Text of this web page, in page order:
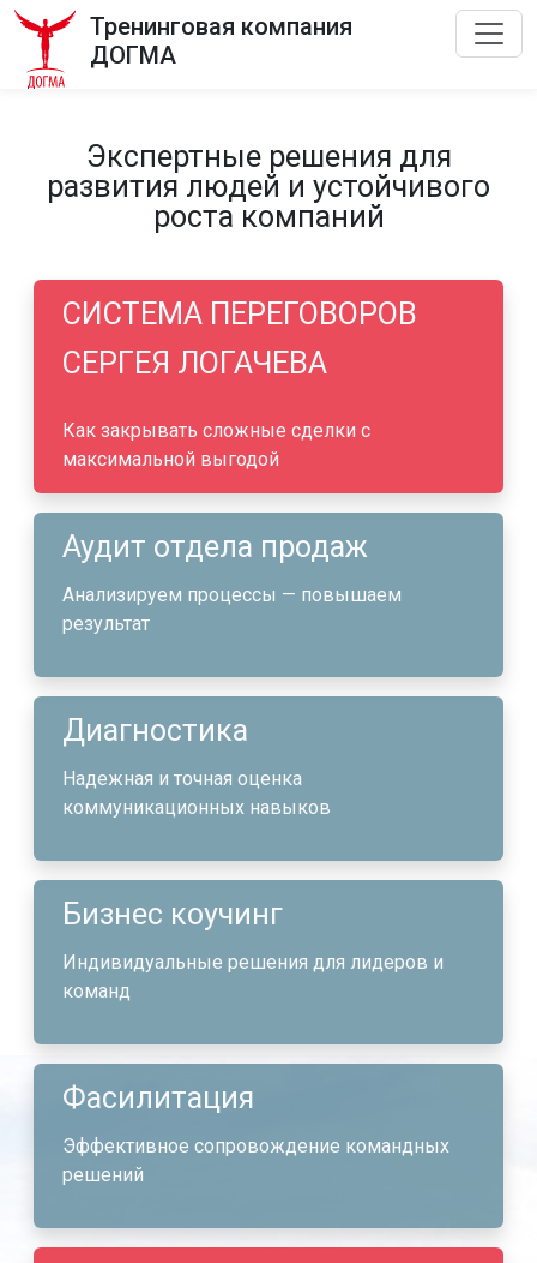
Тренинговая компания
ДОГМА
Экспертные решения для
развития людей и устойчивого
роста компаний
СИСТЕМА ПЕРЕГОВОРОВ
СЕРГЕЯ ЛОГАЧЕВА
Как закрывать сложные сделки с
максимальной выгодой
Аудит отдела продаж
Анализируем процессы — повышаем
результат
Диагностика
Надежная и точная оценка
коммуникационных навыков
Бизнес коучинг
Индивидуальные решения для лидеров и
команд
Фасилитация
Эффективное сопровождение командных
решений